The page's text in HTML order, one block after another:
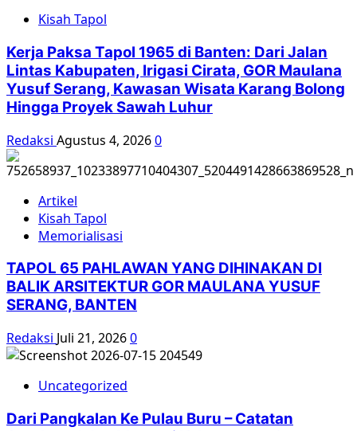
jadi
kematian
para
jenderal
Kisah Tapol
Kerja Paksa Tapol 1965 di Banten: Dari Jalan
Lintas Kabupaten, Irigasi Cirata, GOR Maulana
Yusuf Serang, Kawasan Wisata Karang Bolong
Hingga Proyek Sawah Luhur
Redaksi Agustus 4, 20260
Artikel
Kisah Tapol
Memorialisasi
TAPOL 65 PAHLAWAN YANG DIHINAKAN DI
BALIK ARSITEKTUR GOR MAULANA YUSUF
SERANG, BANTEN
Redaksi Juli 21, 20260
Uncategorized
Dari Pangkalan Ke Pulau Buru – Catatan